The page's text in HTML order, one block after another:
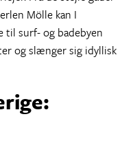
Mölle kan I
surf- og badebyen
og slænger sig idyllisk